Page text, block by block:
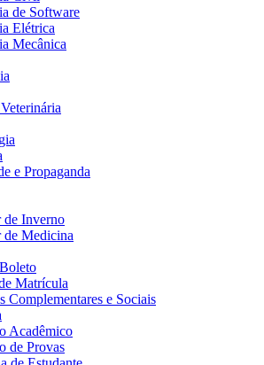
de Software
Elétrica
Mecânica
e Propaganda
de Inverno
de Medicina
Matrícula
Complementares e Sociais
Acadêmico
de Provas